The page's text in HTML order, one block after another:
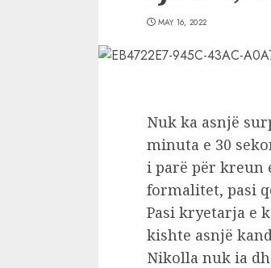
MAY 16, 2022
Nuk ka asnjë
minuta e 30
i parë për kreun
formalitet, pasi
Pasi kryetarja e
kishte asnjë
Nikolla nuk ia